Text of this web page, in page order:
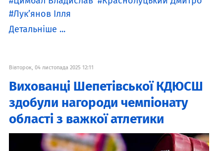
Лук’янов Ілля
Детальніше ...
Вівторок, 04 листопада 2025 12:11
Вихованці Шепетівської КДЮСШ
здобули нагороди чемпіонату
області з важкої атлетики